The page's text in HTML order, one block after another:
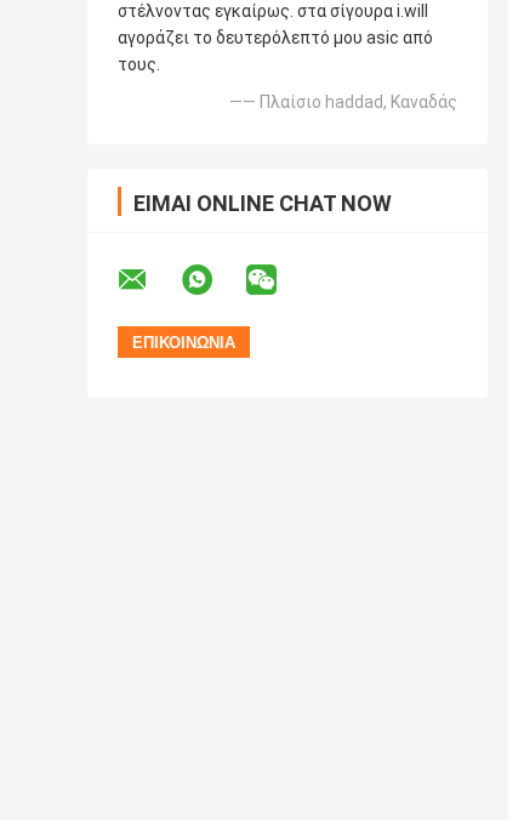
στέλνοντας εγκαίρως. στα σίγουρα i.will
αγοράζει το δευτερόλεπτό μου asic από
τους.
—— Πλαίσιο haddad, Καναδάς
ΕΊΜΑΙ ONLINE CHAT NOW